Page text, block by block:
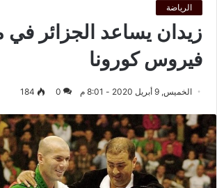
الرياضة
زيدان يساعد الجزائر في
فيروس كورونا
الخميس, 9 أبريل 2020 - 8:01 م 0
184